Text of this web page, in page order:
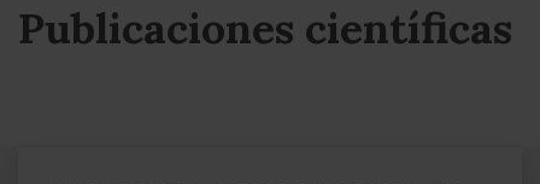
Publicaciones científicas